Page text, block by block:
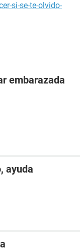
si-se-te-olvido-
embarazada
ayuda